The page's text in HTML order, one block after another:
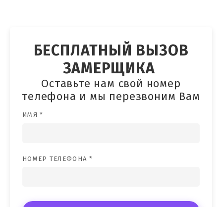
БЕСПЛАТНЫЙ ВЫЗОВ
ЗАМЕРЩИКА
Оставьте нам свой номер
телефона и мы перезвоним Вам
ИМЯ *
НОМЕР ТЕЛЕФОНА *